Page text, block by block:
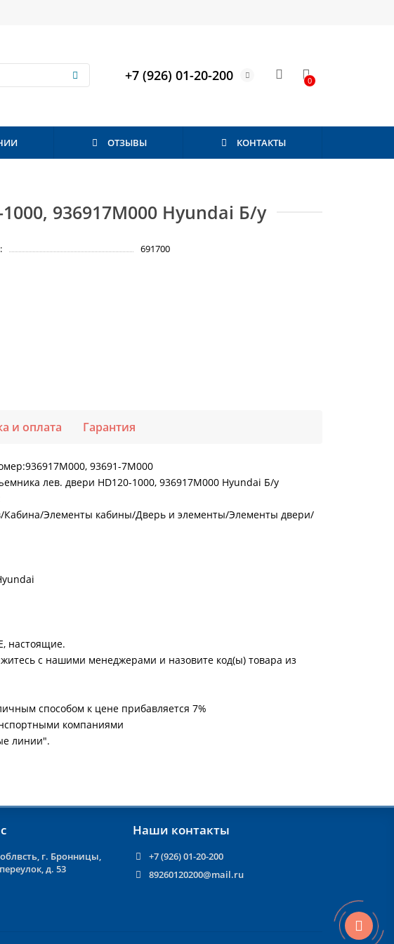
+7 (926) 01-20-200 0
ОТЗЫВЫ КОНТАКТЫ
936917M000 Hyundai Б/у
691700
и оплата Гарантия
93691-7M000
лев. двери HD120-1000, 936917M000 Hyundai Б/у
Кабина/Элементы кабины/Дверь и элементы/Элементы двери/
настоящие.
с нашими менеджерами и назовите код(ы) товара из
способом к цене прибавляется 7%
компаниями
линии".
г. Бронницы,
д. 53
Наши контакты
+7 (926) 01-20-200
89260120200@mail.ru